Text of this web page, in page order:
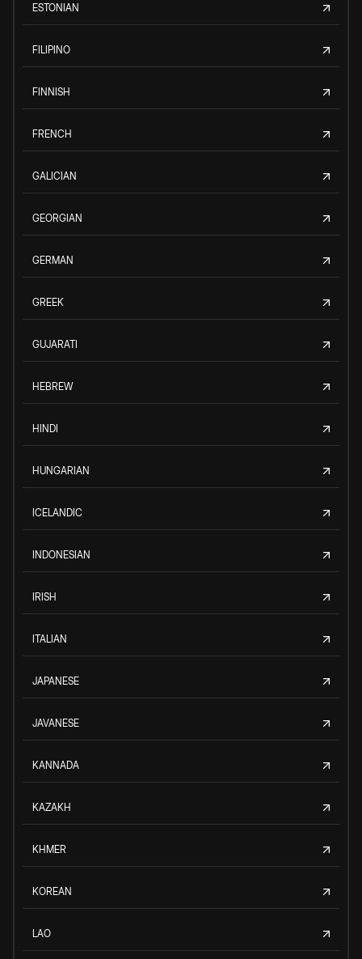
ESTONIAN
FILIPINO
FINNISH
FRENCH
GALICIAN
GEORGIAN
GERMAN
GREEK
GUJARATI
HEBREW
HINDI
HUNGARIAN
ICELANDIC
INDONESIAN
IRISH
ITALIAN
JAPANESE
JAVANESE
KANNADA
KAZAKH
KHMER
KOREAN
LAO